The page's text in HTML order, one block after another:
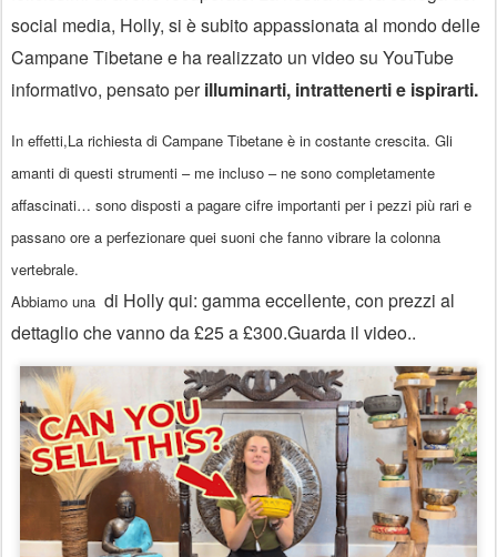
social media, Holly, si è subito appassionata al mondo delle
Campane Tibetane e ha realizzato un video su YouTube
informativo, pensato per illuminarti, intrattenerti e ispirarti.
In effetti,La richiesta di Campane Tibetane è in costante crescita. Gli
amanti di questi strumenti – me incluso – ne sono completamente
affascinati… sono disposti a pagare cifre importanti per i pezzi più rari e
passano ore a perfezionare quei suoni che fanno vibrare la colonna
vertebrale.
Abbiamo una di Holly qui: gamma eccellente, con prezzi al
dettaglio che vanno da£25 a £300.Guarda il video..